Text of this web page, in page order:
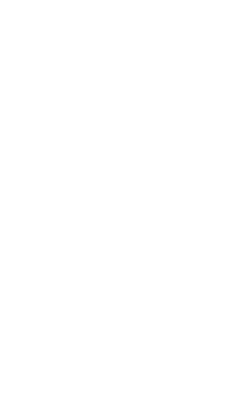
El cargo queda
dirección desde
compañía
Lisardo Morán es
Universidad de